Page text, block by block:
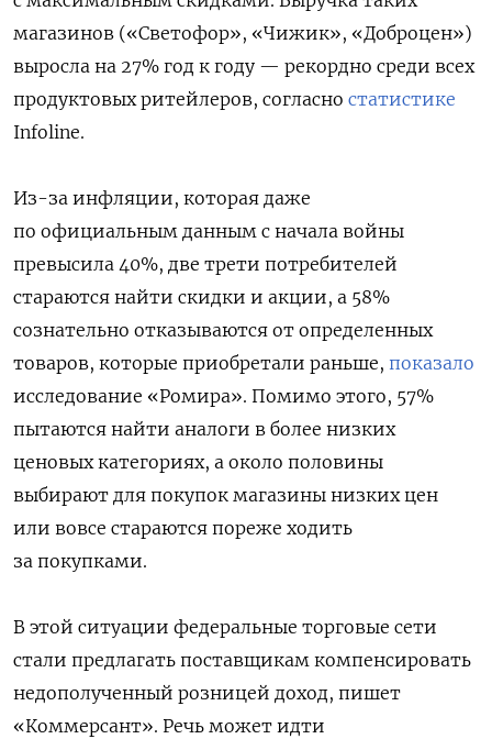
магазинов («Светофор», «Чижик», «Доброцен»)
выросла на 27% год к году — рекордно среди всех
продуктовых ритейлеров, согласно статистике
Infoline.
Из-за инфляции, которая даже
по официальным данным с начала войны
превысила 40%, две трети потребителей
стараются найти скидки и акции, а 58%
сознательно отказываются от определенных
товаров, которые приобретали раньше, показало
исследование «Ромира». Помимо этого, 57%
пытаются найти аналоги в более низких
ценовых категориях, а около половины
выбирают для покупок магазины низких цен
или вовсе стараются пореже ходить
за покупками.
В этой ситуации федеральные торговые сети
стали предлагать поставщикам компенсировать
недополученный розницей доход, пишет
«Коммерсант». Речь может идти